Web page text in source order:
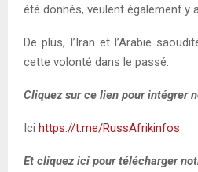
été donnés, veulent également y
De plus, l’Iran et l’Arabie
cette volonté dans le passé.
Cliquez sur ce lien pour intégrer
Ici https://t.me/RussAfrikinfos
Et cliquez ici pour télécharger